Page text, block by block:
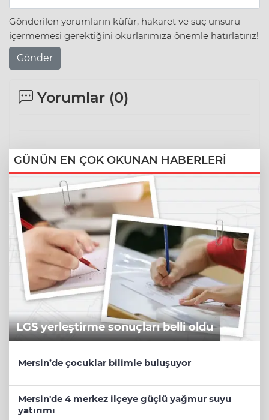
Gönderilen yorumların küfür, hakaret ve suç unsuru
içermemesi gerektiğini okurlarımıza önemle hatırlatırız!
Gönder
Yorumlar (0)
GÜNÜN EN ÇOK OKUNAN HABERLERİ
LGS yerleştirme sonuçları belli oldu
Mersin’de çocuklar bilimle buluşuyor
Mersin'de 4 merkez ilçeye güçlü yağmur suyu
yatırımı